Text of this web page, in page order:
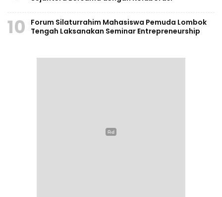
10
Forum Silaturrahim Mahasiswa Pemuda Lombok
Tengah Laksanakan Seminar Entrepreneurship